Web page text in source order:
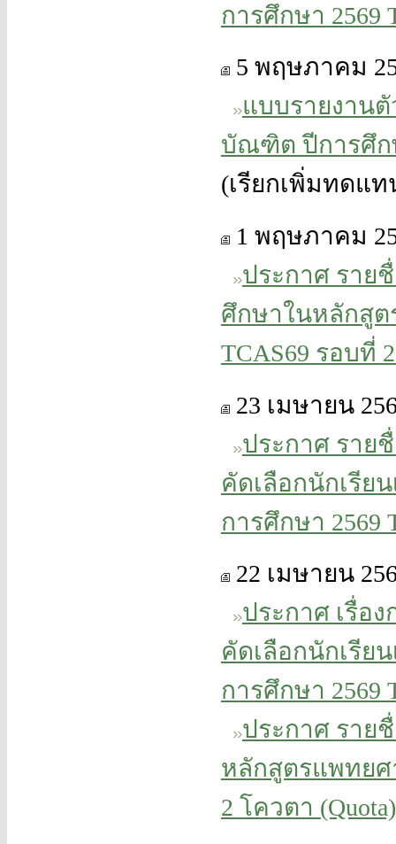
การศึกษา 2569
5 พฤษภาคม
แบบรายงาน
บัณฑิต ปีการศึกษ
(เรียกเพิ่มทดแ
1 พฤษภาคม
ประกาศ ราย
ศึกษาในหลักสู
TCAS69 รอบที่
23 เมษายน
ประกาศ ราย
คัดเลือกนักเรี
การศึกษา 2569
22 เมษายน
ประกาศ เรื่อ
คัดเลือกนักเรี
การศึกษา 2569
ประกาศ ราย
หลักสูตรแพทยศ
2 โควตา